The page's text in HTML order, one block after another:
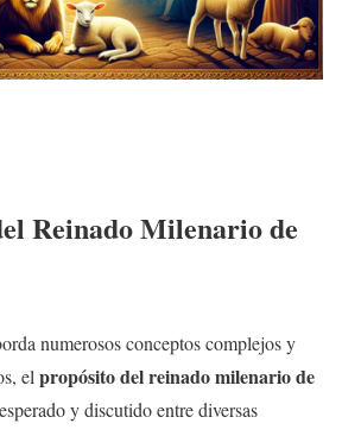
Reinado Milenario de
numerosos conceptos complejos y
el propósito del reinado milenario de
y discutido entre diversas